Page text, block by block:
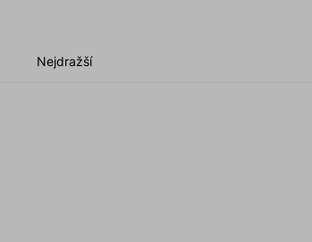
Nejdražší